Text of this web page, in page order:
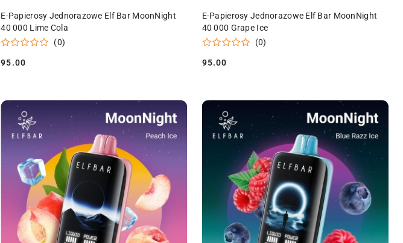
E-Papierosy Jednorazowe Elf Bar MoonNight
40 000 Lime Cola
(0)
Cena:
95.00
DO KOSZYKA
E-Papierosy Jednorazowe Elf Bar MoonNight
40 000 Grape Ice
(0)
Cena:
95.00
DO KOSZYKA